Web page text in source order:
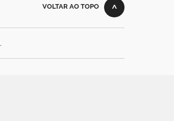
VOLTAR AO TOPO
.